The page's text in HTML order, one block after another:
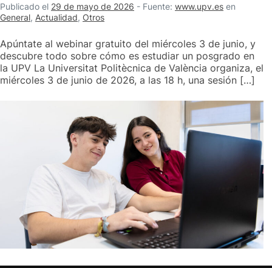
Publicado el 29 de mayo de 2026 - Fuente: www.upv.es en
General, Actualidad, Otros
Apúntate al webinar gratuito del miércoles 3 de junio, y
descubre todo sobre cómo es estudiar un posgrado en
la UPV La Universitat Politècnica de València organiza, el
miércoles 3 de junio de 2026, a las 18 h, una sesión […]